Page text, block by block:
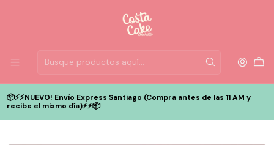
📦⚡️⚡️NUEVO! Envío Express Santiago (Compra antes de las 11 AM y
recibe el mismo día)⚡️⚡️📦